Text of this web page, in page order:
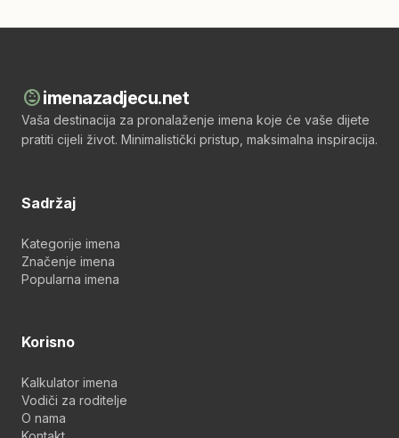
child_careimenazadjecu.net
Vaša destinacija za pronalaženje imena koje će vaše dijete
pratiti cijeli život. Minimalistički pristup, maksimalna inspiracija.
Sadržaj
Kategorije imena
Značenje imena
Popularna imena
Korisno
Kalkulator imena
Vodiči za roditelje
O nama